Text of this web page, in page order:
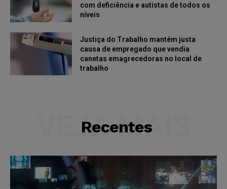
com deficiência e autistas de todos os
níveis
Justiça do Trabalho mantém justa
causa de empregado que vendia
canetas emagrecedoras no local de
trabalho
Recentes
VEJA MAIS